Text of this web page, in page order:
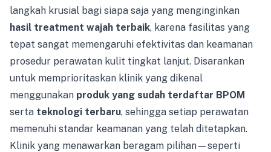
langkah krusial bagi siapa saja yang menginginkan
hasil treatment wajah terbaik, karena fasilitas yang
tepat sangat memengaruhi efektivitas dan keamanan
prosedur perawatan kulit tingkat lanjut. Disarankan
untuk memprioritaskan klinik yang dikenal
menggunakan produk yang sudah terdaftar BPOM
serta teknologi terbaru, sehingga setiap perawatan
memenuhi standar keamanan yang telah ditetapkan.
Klinik yang menawarkan beragam pilihan—seperti